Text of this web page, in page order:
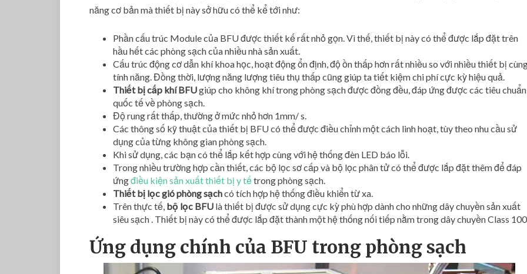
năng cơ bản mà thiết bị này sở hữu có thể kể tới như:
Phần cấu trúc Module của BFU được thiết kế rất nhỏ gọn. Vì thế, thiết bị này có thể được lắp đặt trên
hầu hết các phòng sạch của nhiều nhà sản xuất.
Cấu trúc động cơ dẫn khí khoa học, hoạt động ổn định, độ ồn thấp hơn rất nhiều so với nhiều thiết bị
tính năng. Đồng thời, lượng năng lượng tiêu thụ thấp cũng giúp ta tiết kiệm chi phí cực kỳ hiệu quả.
Thiết bị cấp khí BFUgiúp cho không khí trong phòng sạch được đồng đều, đáp ứng được các tiêu chuẩn
quốc tế về phòng sạch.
Độ rung rất thấp, thường ở mức nhỏ hơn 1mm/ s.
Các thông số kỹ thuật của thiết bị BFU có thể được điều chỉnh một cách linh hoạt, tùy theo nhu cầu sử
dụng của từng không gian phòng sạch.
Khi sử dụng, các bạn có thể lắp kết hợp cùng với hệ thống đèn LED báo lỗi.
Trong nhiều trường hợp cần thiết, các bộ lọc sơ cấp và bộ lọc phân tử có thể được lắp đặt thêm để đáp
ứngđiều kiện sản xuất thiết bị y tếtrong phòng sạch.
Thiết bị lọc gió phòng sạchcó tích hợp hệ thống điều khiển từ xa.
Trên thực tế, bộ lọc BFU là thiết bị được sử dụng cực kỳ phù hợp dành cho những dây chuyền sản xuất
siêu sạch . Thiết bị này có thể được lắp đặt thành một hệ thống nối tiếp nằm trong dây chuyền Class
Ứng dụng chính của BFU trong phòng sạch